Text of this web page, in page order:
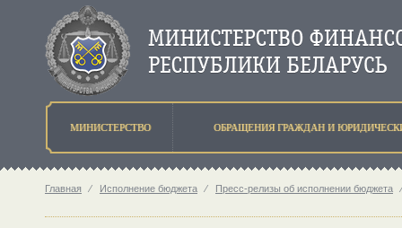
МИНИСТЕРСТВО ОБРАЩЕНИЯ ГРАЖДАН И
Главная ⁄ Исполнение бюджета ⁄ Пресс-релизы об исполнении бюджета ⁄